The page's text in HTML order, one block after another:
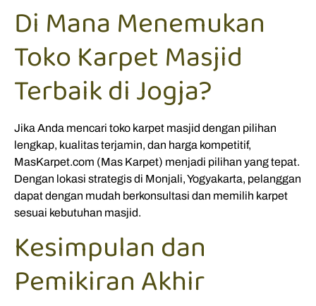
Di Mana Menemukan
Toko Karpet Masjid
Terbaik di Jogja?
Jika Anda mencari toko karpet masjid dengan pilihan
lengkap, kualitas terjamin, dan harga kompetitif,
MasKarpet.com (Mas Karpet) menjadi pilihan yang tepat.
Dengan lokasi strategis di Monjali, Yogyakarta, pelanggan
dapat dengan mudah berkonsultasi dan memilih karpet
sesuai kebutuhan masjid.
Kesimpulan dan
Pemikiran Akhir